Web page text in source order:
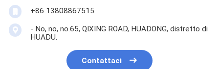
+86 13808867515
- No, no, no.65, QIXING ROAD, HUADONG, distretto di
HUADU.
Contattaci